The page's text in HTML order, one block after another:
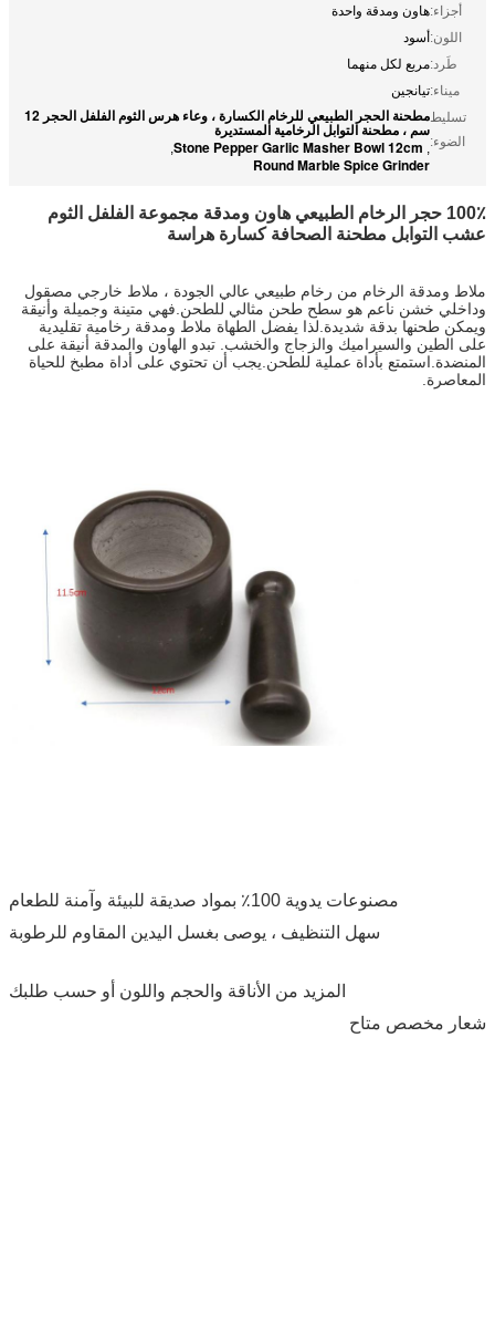
أجزاء:هاون ومدقة واحدة
اللون:أسود
طَرد:مربع لكل منهما
ميناء:تيانجين
تسليط
الضوء:
مطحنة الحجر الطبيعي للرخام الكسارة ، وعاء هرس الثوم الفلفل الحجر 12
سم ، مطحنة التوابل الرخامية المستديرة
,
Stone Pepper Garlic Masher Bowl 12cm
,
Round Marble Spice Grinder
100٪ حجر الرخام الطبيعي هاون ومدقة مجموعة الفلفل الثوم
عشب التوابل مطحنة الصحافة كسارة هراسة
ملاط ومدقة الرخام من رخام طبيعي عالي الجودة ، ملاط ​​خارجي مصقول
وداخلي خشن ناعم هو سطح طحن مثالي للطحن.فهي متينة وجميلة وأنيقة
ويمكن طحنها بدقة شديدة.لذا يفضل الطهاة ملاط ​​ومدقة رخامية تقليدية
على الطين والسيراميك والزجاج والخشب. تبدو الهاون والمدقة أنيقة على
المنضدة.استمتع بأداة عملية للطحن.يجب أن تحتوي على أداة مطبخ للحياة
المعاصرة.
مصنوعات يدوية 100٪ بمواد صديقة للبيئة وآمنة للطعام
سهل التنظيف ، يوصى بغسل اليدين المقاوم للرطوبة
المزيد من الأناقة والحجم واللون أو حسب طلبك
شعار مخصص متاح